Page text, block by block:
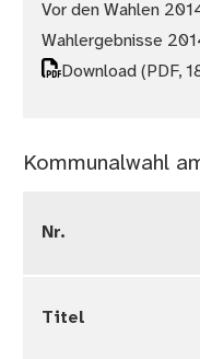
Vor den Wahlen
Wahlergebnisse
Download(PDF,
Kommunalwahl
Nr.
Titel